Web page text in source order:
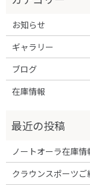
お知らせ
ギャラリー
ブログ
在庫情報
ノートオーラ在庫
クラウンスポーツご